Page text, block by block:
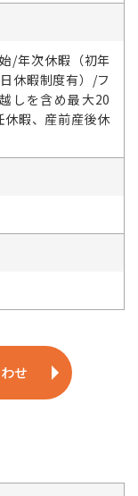
/年次休暇（初年
休暇制度有）/フ
しを含め最大20
暇、産前産後休
せ